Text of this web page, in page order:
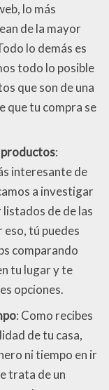
lo más
de la mayor
lo demás es
todo lo posible
que son de una
que tu compra se
productos:
interesante de
a investigar
de de las
eso, tú puedes
comparando
tu lugar y te
opciones.
: Como recibes
de tu casa,
ni tiempo en ir
trata de un